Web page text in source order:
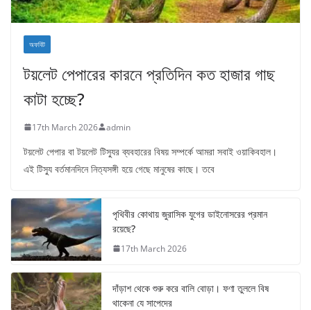
অফবিট
টয়লেট পেপারের কারনে প্রতিদিন কত হাজার গাছ
কাটা হচ্ছে?
17th March 2026 admin
টয়লেট পেপার বা টয়লেট টিস্যুর ব্যবহারের বিষয় সম্পর্কে আমরা সবাই ওয়াকিবহাল।
এই টিস্যু বর্তমানদিনে নিত্যসঙ্গী হয়ে গেছে মানুষের কাছে। তবে
পৃথিবীর কোথায় জুরাসিক যুগের ডাইনোসরের প্রমান
রয়েছে?
17th March 2026
দাঁড়াশ থেকে শুরু করে বালি বোড়া। ফণা তুললে বিষ
থাকেনা যে সাপেদের